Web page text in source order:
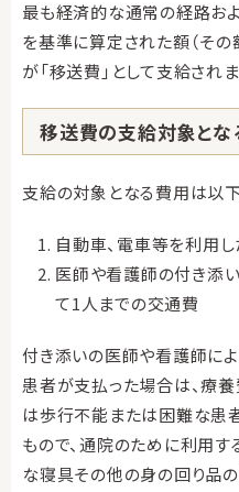
最も経済的な通常の経路お
を基準に算定された額（そ
が「移送費」として支給されま
移送費の支給対象とな
支給の対象となる費用は以下
自動車、電車等を利用し
医師や看護師の付き添
て1人までの交通費
付き添いの医師や看護師に
患者が支払った場合は、療
は歩行不能または困難な患
もので、通院のために利用
な寝具その他の身の回り品